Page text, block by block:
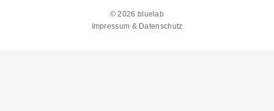
© 2026 bluelab
Impressum & Datenschutz